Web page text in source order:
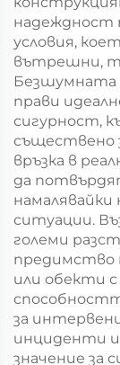
надеждност
условия,
вътрешни,
Безшумната
прави
сигурност,
съществено
връзка в
да
ситуации.
големи
предимство
или обекти
за
инциденти
значение за